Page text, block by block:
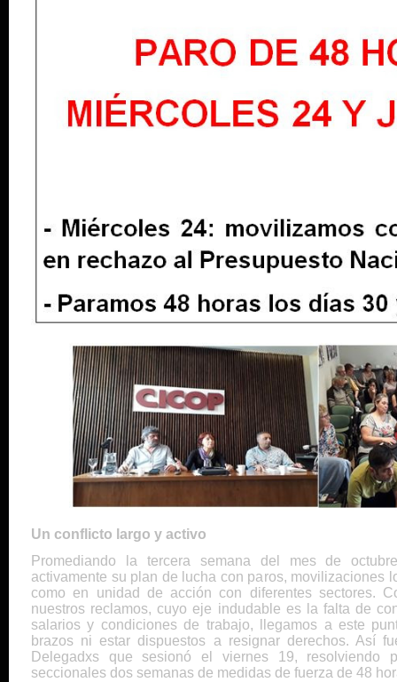
Un conflicto largo y activo
Promediando la tercera semana del mes de
activamente su plan de lucha con paros, movilizaciones
como en unidad de acción con diferentes sectores.
nuestros reclamos, cuyo eje indudable es la falta de
salarios y condiciones de trabajo, llegamos a este
brazos ni estar dispuestos a resignar derechos. Así
Delegadxs que sesionó el viernes 19, resolviendo
seccionales dos semanas de medidas de fuerza de 48